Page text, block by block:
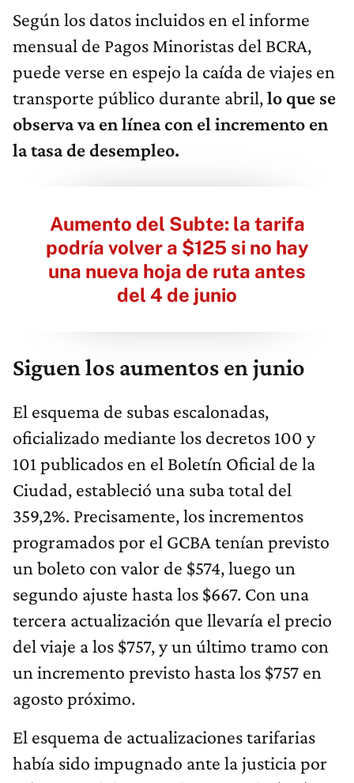
Según los datos incluidos en el informe
mensual de Pagos Minoristas del BCRA,
puede verse en espejo la caída de viajes en
transporte público durante abril,lo que se
observa va en línea con el incremento en
la tasa de desempleo.
Aumento del Subte: la tarifa
podría volver a $125 si no hay
una nueva hoja de ruta antes
del 4 de junio
Siguen los aumentos en junio
El esquema de subas escalonadas,
oficializado mediante los decretos 100 y
101 publicados en el Boletín Oficial de la
Ciudad, estableció una suba total del
359,2%. Precisamente, los incrementos
programados por el GCBA tenían previsto
un boleto con valor de $574, luego un
segundo ajuste hasta los $667. Con una
tercera actualización que llevaría el precio
del viaje a los $757, y un último tramo con
un incremento previsto hasta los $757 en
agosto próximo.
El esquema de actualizaciones tarifarias
había sido impugnado ante la justicia por